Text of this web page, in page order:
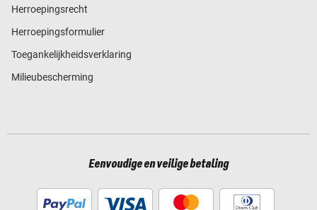
Herroepingsrecht
Herroepingsformulier
Toegankelijkheidsverklaring
Milieubescherming
Eenvoudige en veilige betaling